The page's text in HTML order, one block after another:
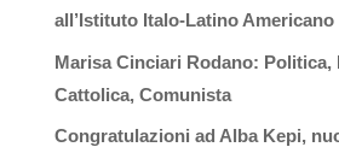
all’Istituto Italo-Latino Americano
Marisa Cinciari Rodano: Politica,
Cattolica, Comunista
Congratulazioni ad Alba Kepi,